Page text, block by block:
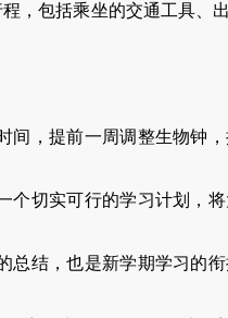
，包括乘坐的交通工具、
间，提前一周调整生物钟
个切实可行的学习计划，
总结，也是新学期学习的